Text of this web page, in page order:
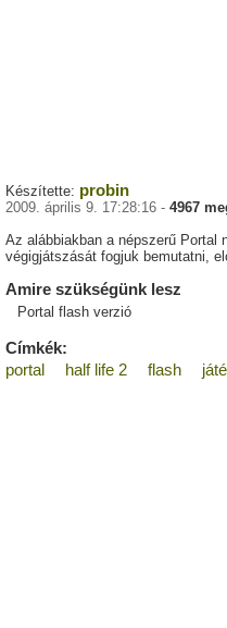
Készítette: probin
2009. április 9. 17:28:16 - 4967
Az alábbiakban a népszerű Portal
végigjátszását fogjuk bemutatni,
Amire szükségünk lesz
Portal flash verzió
Címkék:
portal
half life 2 flash